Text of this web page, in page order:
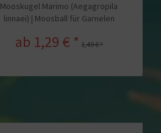
Mooskugel Marimo (Aegagropila
linnaei) | Moosball für Garnelen
ab 1,29 € * 1,49 € *